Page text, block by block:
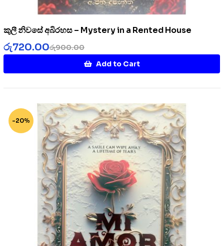
කුලී නිවසේ අබිරහස – Mystery in a Rented House
රු900.00
රු720.00
Add to Cart
-20%